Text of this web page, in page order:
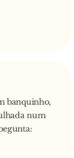
banquinho,
num